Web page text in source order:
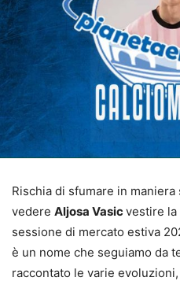
Rischia di sfumare in
vedere Aljosa Vasicvestire la
sessione di mercato estiva
è un nome che seguiamo da
raccontato le varie